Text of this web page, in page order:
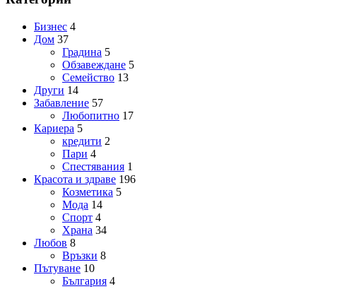
Бизнес 4
Дом 37
Градина 5
Обзавеждане 5
Семейство 13
Други 14
Забавление 57
Любопитно 17
Кариера 5
кредити 2
Пари 4
Спестявания 1
Красота и здраве 196
Козметика 5
Мода 14
Спорт 4
Храна 34
Любов 8
Връзки 8
Пътуване 10
България 4